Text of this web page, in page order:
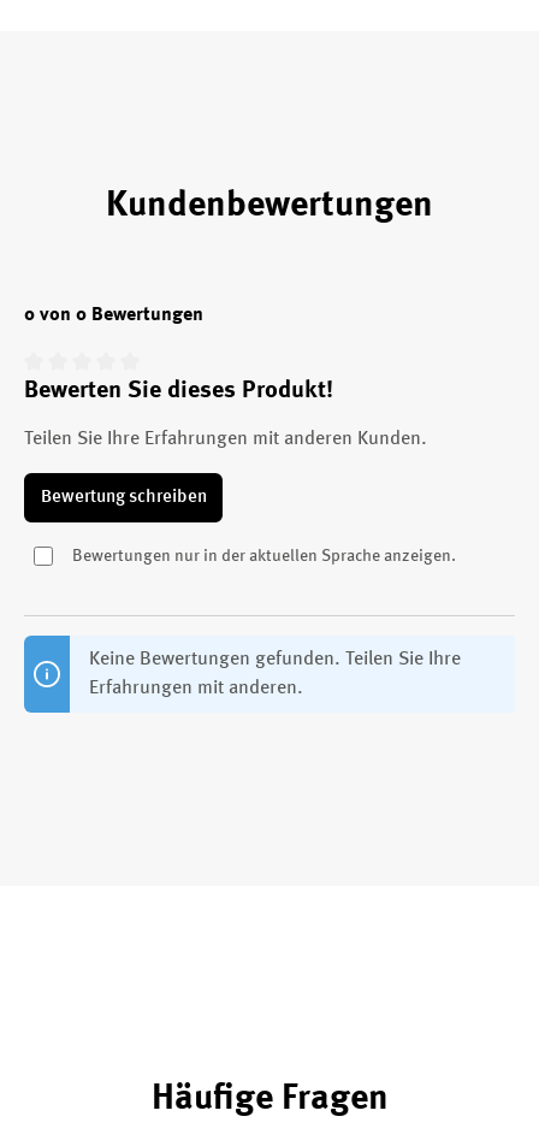
Kundenbewertungen
0 von 0 Bewertungen
Durchschnittliche Bewertung von 0 von 5 Sternen
Bewerten Sie dieses Produkt!
Teilen Sie Ihre Erfahrungen mit anderen Kunden.
Bewertung schreiben
Bewertungen nur in der aktuellen Sprache anzeigen.
Keine Bewertungen gefunden. Teilen Sie Ihre
Erfahrungen mit anderen.
Häufige Fragen